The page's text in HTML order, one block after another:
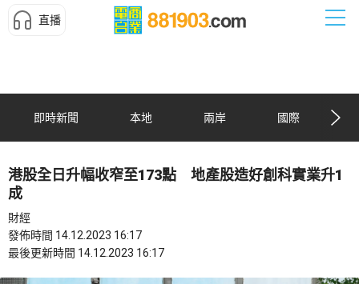
直播
即時新聞 本地 兩岸 國際
港股全日升幅收窄至173點 地產股造好創科實業升1
成
財經
發佈時間 14.12.2023 16:17
最後更新時間 14.12.2023 16:17